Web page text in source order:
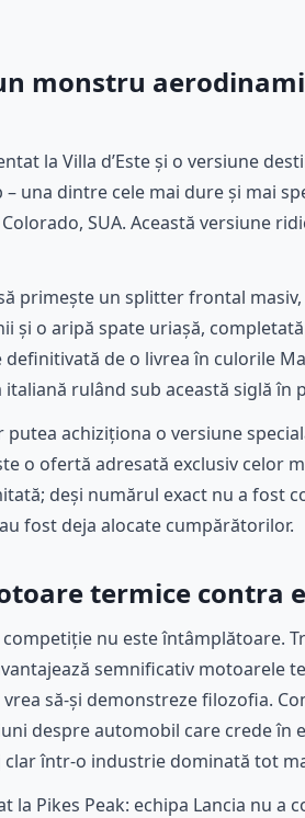
monstru
la Villa d’Este și o versiune
una dintre cele mai dure și mai
SUA. Această versiune
primește un splitter frontal
și o aripă spate uriașă,
de o livrea în culorile
rulând sub această siglă în
achiziționa o versiune
o ofertă adresată exclusiv celor
deși numărul exact nu a fost
fost deja alocate cumpărătorilor.
termice contra
nu este întâmplătoare.
semnificativ motoarele
să-și demonstreze filozofia.
despre automobil care crede în
într-o industrie dominată tot
la Pikes Peak: echipa Lancia nu a